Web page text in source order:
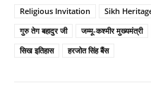
Religious Invitation
Sikh
गुरु तेग बहादुर जी
जम्मू-कश्मीर मुख्यमंत्री
सिख इतिहास
हरजोत सिंह बैंस